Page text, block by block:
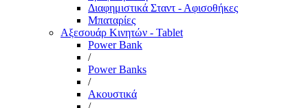
Διαφημιστικά Σταντ - Αφισοθήκες
Μπαταρίες
Αξεσουάρ Κινητών - Tablet
Power Bank
/
Power Banks
/
Ακουστικά